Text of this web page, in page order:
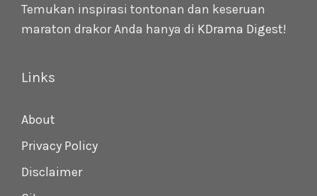
Temukan inspirasi tontonan dan keseruan
maraton drakor Anda hanya di KDrama Digest!
Links
About
Privacy Policy
Disclaimer